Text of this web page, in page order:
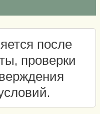
после
проверки